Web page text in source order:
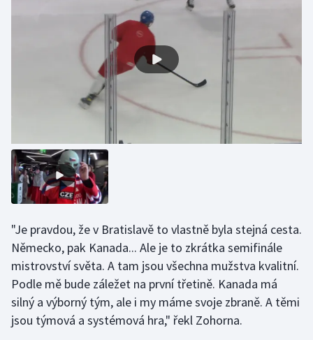
Krasobruslení
Lyže a snowboard
Moderní pětiboj
Motorsport
Olympijské hry
Parasport
"Je pravdou, že v Bratislavě to vlastně byla stejná cesta.
Německo, pak Kanada... Ale je to zkrátka semifinále
mistrovství světa. A tam jsou všechna mužstva kvalitní.
Podle mě bude záležet na první třetině. Kanada má
silný a výborný tým, ale i my máme svoje zbraně. A těmi
jsou týmová a systémová hra," řekl Zohorna.